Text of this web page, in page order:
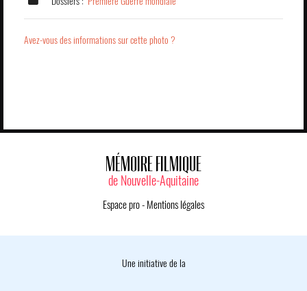
Avez-vous des informations sur cette photo ?
MÉMOIRE FILMIQUE
de Nouvelle-Aquitaine
Espace pro- Mentions légales
Une initiative de la